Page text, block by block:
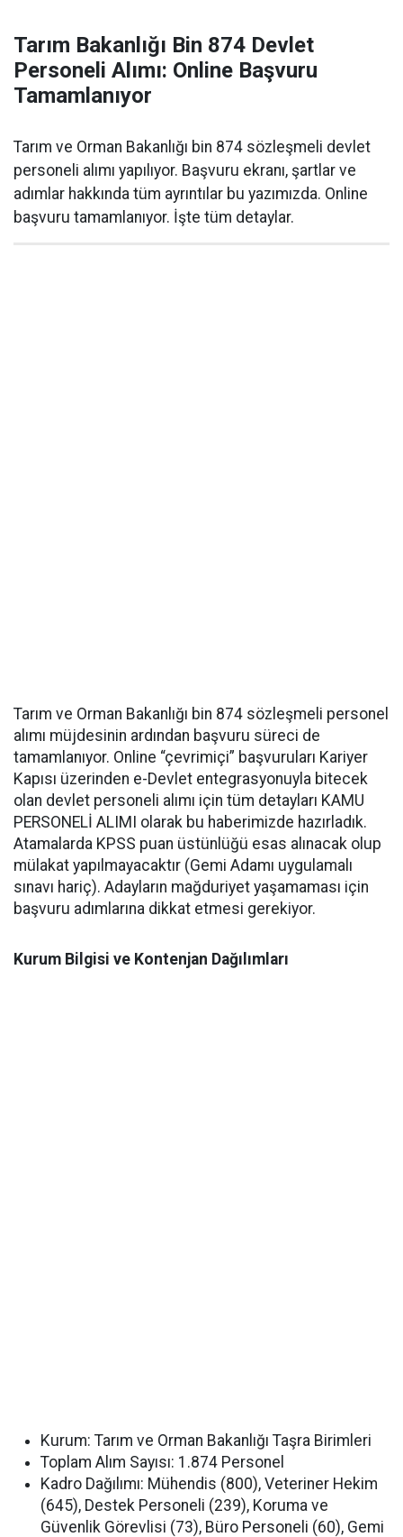
Tarım Bakanlığı Bin 874 Devlet
Personeli Alımı: Online Başvuru
Tamamlanıyor
Tarım ve Orman Bakanlığı bin 874 sözleşmeli devlet
personeli alımı yapılıyor. Başvuru ekranı, şartlar ve
adımlar hakkında tüm ayrıntılar bu yazımızda. Online
başvuru tamamlanıyor. İşte tüm detaylar.
Tarım ve Orman Bakanlığı bin 874 sözleşmeli personel
alımı müjdesinin ardından başvuru süreci de
tamamlanıyor. Online “çevrimiçi” başvuruları Kariyer
Kapısı üzerinden e-Devlet entegrasyonuyla bitecek
olan devlet personeli alımı için tüm detayları KAMU
PERSONELİ ALIMI olarak bu haberimizde hazırladık.
Atamalarda KPSS puan üstünlüğü esas alınacak olup
mülakat yapılmayacaktır (Gemi Adamı uygulamalı
sınavı hariç). Adayların mağduriyet yaşamaması için
başvuru adımlarına dikkat etmesi gerekiyor.
Kurum Bilgisi ve Kontenjan Dağılımları
Kurum: Tarım ve Orman Bakanlığı Taşra Birimleri
Toplam Alım Sayısı: 1.874 Personel
Kadro Dağılımı: Mühendis (800), Veteriner Hekim
(645), Destek Personeli (239), Koruma ve
Güvenlik Görevlisi (73), Büro Personeli (60), Gemi